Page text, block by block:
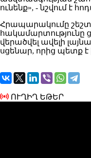
ունենք», - նշվում է
Հրապարակումը
վերածվել ավելի
սցենար, որից պետք է
ՈՒՂԻՂ ԵԹԵՐ